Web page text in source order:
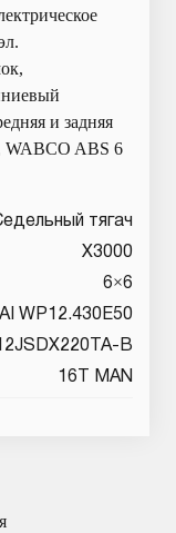
и задняя
ABS 6
тягач
X3000
6×6
WP12.430E50
B
16T MAN